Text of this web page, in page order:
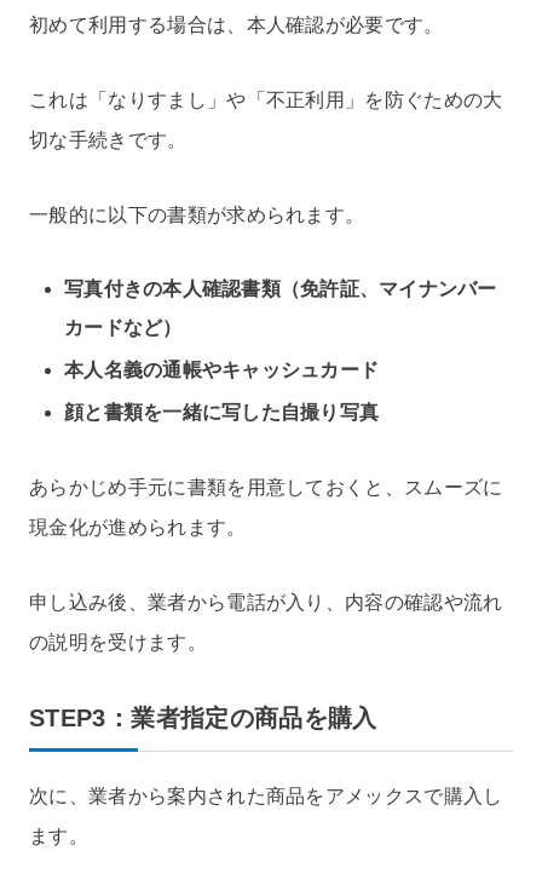
初めて利用する場合は、本人確認が必要です。
これは「なりすまし」や「不正利用」を防ぐための大
切な手続きです。
一般的に以下の書類が求められます。
写真付きの本人確認書類（免許証、マイナンバー
カードなど）
本人名義の通帳やキャッシュカード
顔と書類を一緒に写した自撮り写真
あらかじめ手元に書類を用意しておくと、スムーズに
現金化が進められます。
申し込み後、業者から電話が入り、内容の確認や流れ
の説明を受けます。
STEP3：業者指定の商品を購入
次に、業者から案内された商品をアメックスで購入し
ます。